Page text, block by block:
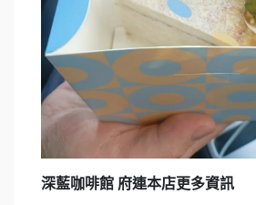
深藍咖啡館 府連本店更多資訊